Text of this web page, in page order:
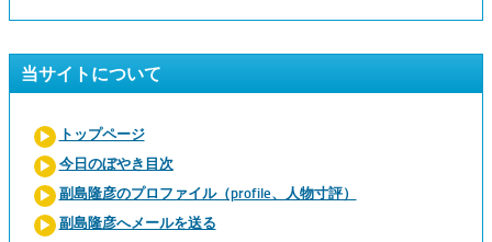
当サイトについて
トップページ
今日のぼやき目次
副島隆彦のプロファイル（profile、人物寸評）
副島隆彦へメールを送る